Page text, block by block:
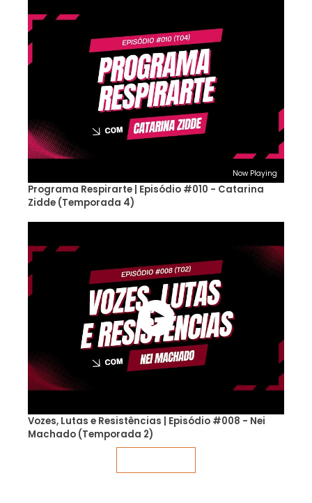
Now Playing
Programa Respirarte | Episódio #010 - Catarina
Zidde (Temporada 4)
Vozes, Lutas e Resistências | Episódio #008 - Nei
Machado (Temporada 2)